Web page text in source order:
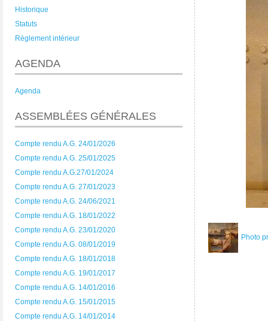
Historique
Statuts
Règlement intérieur
AGENDA
Agenda
ASSEMBLÉES GÉNÉRALES
Compte rendu A.G. 24/01/2026
Compte rendu A.G. 25/01/2025
Compte rendu A.G.27/01/2024
Compte rendu A.G. 27/01/2023
Compte rendu A.G. 24/06/2021
Compte rendu A.G. 18/01/2022
Compte rendu A.G. 23/01/2020
Compte rendu A.G. 08/01/2019
Compte rendu A.G. 18/01/2018
Compte rendu A.G. 19/01/2017
Compte rendu A.G. 14/01/2016
Compte rendu A.G. 15/01/2015
Compte rendu A.G. 14/01/2014
Photo